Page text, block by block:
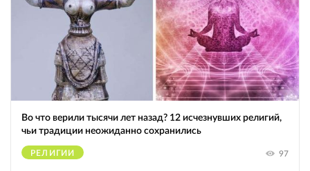
Во что верили тысячи лет назад? 12 исчезнувших религий,
чьи традиции неожиданно сохранились
РЕЛИГИИ 97